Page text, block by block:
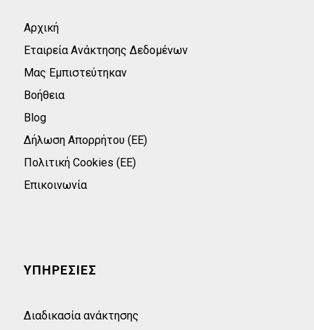
Αρχική
Εταιρεία Ανάκτησης Δεδομένων
Μας Εμπιστεύτηκαν
Βοήθεια
Blog
Δήλωση Απορρήτου (ΕΕ)
Πολιτική Cookies (ΕΕ)
Επικοινωνία
ΥΠΗΡΕΣΙΕΣ
Διαδικασία ανάκτησης